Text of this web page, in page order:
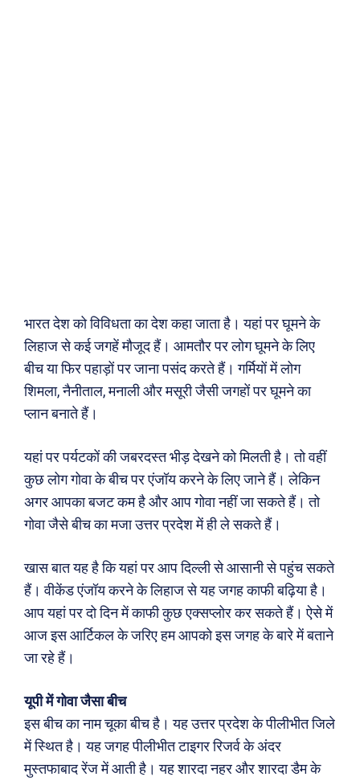
भारत देश को विविधता का देश कहा जाता है। यहां पर घूमने के
लिहाज से कई जगहें मौजूद हैं। आमतौर पर लोग घूमने के लिए
बीच या फिर पहाड़ों पर जाना पसंद करते हैं। गर्मियों में लोग
शिमला, नैनीताल, मनाली और मसूरी जैसी जगहों पर घूमने का
प्लान बनाते हैं।
यहां पर पर्यटकों की जबरदस्त भीड़ देखने को मिलती है। तो वहीं
कुछ लोग गोवा के बीच पर एंजॉय करने के लिए जाने हैं। लेकिन
अगर आपका बजट कम है और आप गोवा नहीं जा सकते हैं। तो
गोवा जैसे बीच का मजा उत्तर प्रदेश में ही ले सकते हैं।
खास बात यह है कि यहां पर आप दिल्ली से आसानी से पहुंच सकते
हैं। वीकेंड एंजॉय करने के लिहाज से यह जगह काफी बढ़िया है।
आप यहां पर दो दिन में काफी कुछ एक्सप्लोर कर सकते हैं। ऐसे में
आज इस आर्टिकल के जरिए हम आपको इस जगह के बारे में बताने
जा रहे हैं।
यूपी में गोवा जैसा बीच
इस बीच का नाम चूका बीच है। यह उत्तर प्रदेश के पीलीभीत जिले
में स्थित है। यह जगह पीलीभीत टाइगर रिजर्व के अंदर
मुस्तफाबाद रेंज में आती है। यह शारदा नहर और शारदा डैम के